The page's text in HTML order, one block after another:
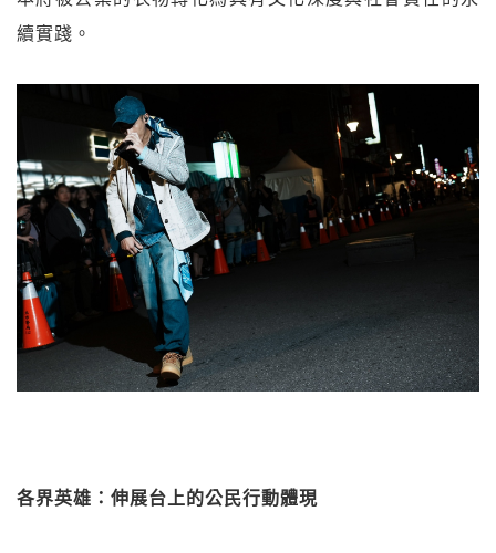
續實踐。
各界英雄：伸展台上的公民行動體現